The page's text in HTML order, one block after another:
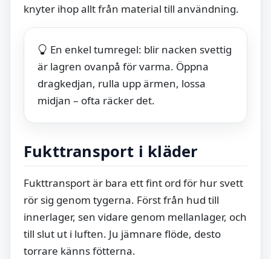
knyter ihop allt från material till användning.
En enkel tumregel: blir nacken svettig
är lagren ovanpå för varma. Öppna
dragkedjan, rulla upp ärmen, lossa
midjan – ofta räcker det.
Fukttransport i kläder
Fukttransport är bara ett fint ord för hur svett
rör sig genom tygerna. Först från hud till
innerlager, sen vidare genom mellanlager, och
till slut ut i luften. Ju jämnare flöde, desto
torrare känns fötterna.